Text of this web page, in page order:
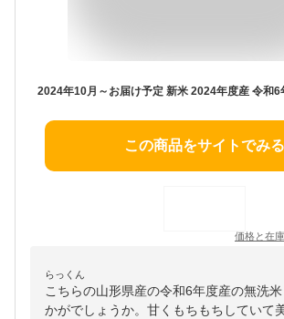
この商品をサイトでみる
価格と在
らっくん
こちらの山形県産の令和6年度産の無洗
かがでしょうか。甘くもちもちしていて